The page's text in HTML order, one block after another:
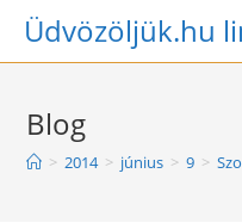
SkipÜdvözöljük.hu
Blog
> 2014 > június > 9 >